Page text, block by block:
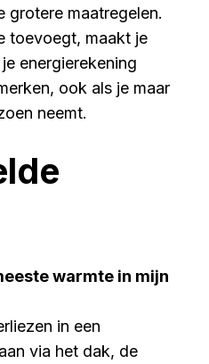
grotere maatregelen.
toevoegt, maakt je
energierekening
ook als je maar
neemt.
warmte in mijn
in een
via het dak, de